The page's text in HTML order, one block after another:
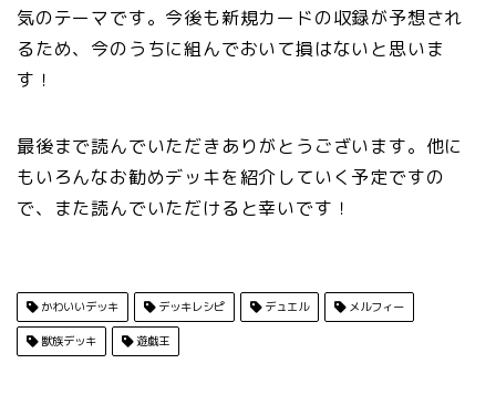
気のテーマです。今後も新規カードの収録が予想され
るため、今のうちに組んでおいて損はないと思いま
す！
最後まで読んでいただきありがとうございます。他に
もいろんなお勧めデッキを紹介していく予定ですの
で、また読んでいただけると幸いです！
かわいいデッキ デッキレシピ デュエル メルフィー
獣族デッキ 遊戯王